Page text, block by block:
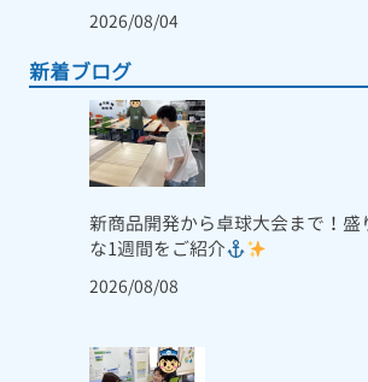
2026/08/04
新着ブログ
新商品開発から卓球大会まで！盛
な1週間をご紹介
2026/08/08